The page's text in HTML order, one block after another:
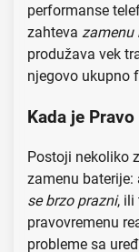
performanse
zahteva zamenu
produžava vek
njegovo ukupno
Kada je
Postoji nekoliko
zamenu baterije:
se brzo prazni, ili
pravovremenu
probleme sa